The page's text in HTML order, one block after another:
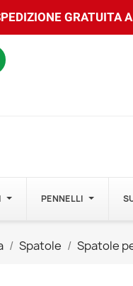
GRATUITA
PENNELLI
Spatole Spatole